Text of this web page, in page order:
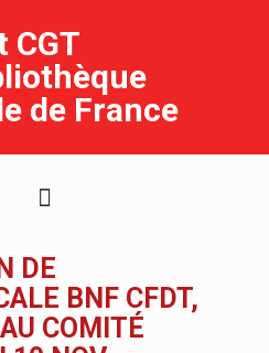
CGT
de France
DE
BNF CFDT,
COMITÉ